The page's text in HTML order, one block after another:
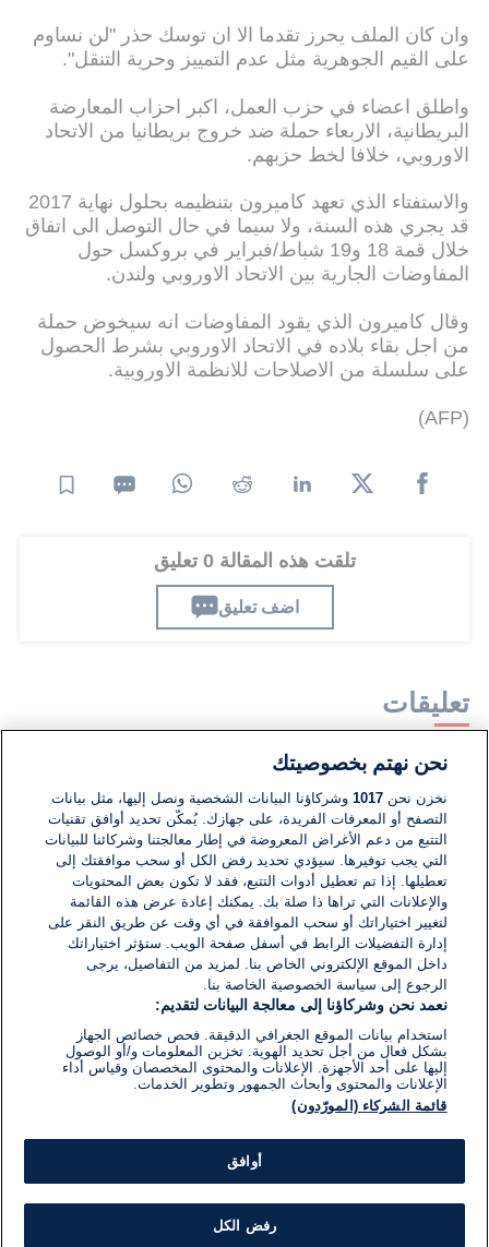
وان كان الملف يحرز تقدما الا ان توسك حذر "لن نساوم
على القيم الجوهرية مثل عدم التمييز وحرية التنقل".
واطلق اعضاء في حزب العمل، اكبر احزاب المعارضة
البريطانية، الاربعاء حملة ضد خروج بريطانيا من الاتحاد
الاوروبي، خلافا لخط حزبهم.
والاستفتاء الذي تعهد كاميرون بتنظيمه بحلول نهاية 2017
قد يجري هذه السنة، ولا سيما في حال التوصل الى اتفاق
خلال قمة 18 و19 شباط/فبراير في بروكسل حول
المفاوضات الجارية بين الاتحاد الاوروبي ولندن.
وقال كاميرون الذي يقود المفاوضات انه سيخوض حملة
من اجل بقاء بلاده في الاتحاد الاوروبي بشرط الحصول
على سلسلة من الاصلاحات للانظمة الاوروبية.
(AFP)
تلقت هذه المقالة 0 تعليق
اضف تعليق
تعليقات
لا توجد تعليقات مكتوبة حتى الآن. كن الأول!
اكتب تعليقًا جديدًا ...
نحن نهتم بخصوصيتك
نخزن نحن1017 وشركاؤنا البيانات الشخصية ونصل إليها، مثل بيانات
التصفح أو المعرفات الفريدة، على جهازك. يُمكّن تحديد أوافق تقنيات
التتبع من دعم الأغراض المعروضة في إطار معالجتنا وشركائنا للبيانات
التي يجب توفيرها. سيؤدي تحديد رفض الكل أو سحب موافقتك إلى
تعطيلها. إذا تم تعطيل أدوات التتبع، فقد لا تكون بعض المحتويات
والإعلانات التي تراها ذا صلة بك. يمكنك إعادة عرض هذه القائمة
لتغيير اختياراتك أو سحب الموافقة في أي وقت عن طريق النقر على
إدارة التفضيلات الرابط في أسفل صفحة الويب. ستؤثر اختياراتك
داخل الموقع الإلكتروني الخاص بنا. لمزيد من التفاصيل، يرجى
الرجوع إلى سياسة الخصوصية الخاصة بنا.
نعمد نحن وشركاؤنا إلى معالجة البيانات لتقديم:
استخدام بيانات الموقع الجغرافي الدقيقة. فحص خصائص الجهاز
بشكل فعال من أجل تحديد الهوية. تخزين المعلومات و/أو الوصول
إليها على أحد الأجهزة. الإعلانات والمحتوى المخصصان وقياس أداء
الإعلانات والمحتوى وأبحاث الجمهور وتطوير الخدمات.
قائمة الشركاء (المورّدون)
أوافق
رفض الكل